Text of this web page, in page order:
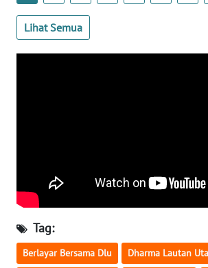
Lihat Semua
Tag:
Berlayar Bersama Dlu Dharma Lautan
NTB
WN
WN
SUMBAR
WN
SUMSEL